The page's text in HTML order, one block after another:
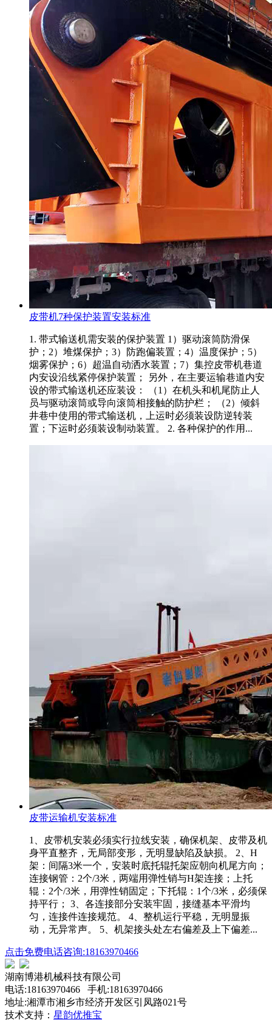
皮带机7种保护装置安装标准
1. 带式输送机需安装的保护装置 1）驱动滚筒防滑保
护；2）堆煤保护；3）防跑偏装置；4）温度保护；5）
烟雾保护；6）超温自动洒水装置；7）集控皮带机巷道
内安设沿线紧停保护装置； 另外，在主要运输巷道内安
设的带式输送机还应装设： （1）在机头和机尾防止人
员与驱动滚筒或导向滚筒相接触的防护栏； （2）倾斜
井巷中使用的带式输送机，上运时必须装设防逆转装
置；下运时必须装设制动装置。 2. 各种保护的作用...
皮带运输机安装标准
1、皮带机安装必须实行拉线安装，确保机架、皮带及机
身平直整齐，无局部变形，无明显缺陷及缺损。 2、H
架：间隔3米一个，安装时底托辊托架应朝向机尾方向；
连接钢管：2个/3米，两端用弹性销与H架连接；上托
辊：2个/3米，用弹性销固定；下托辊：1个/3米，必须保
持平行； 3、各连接部分安装牢固，接缝基本平滑均
匀，连接件连接规范。 4、整机运行平稳，无明显振
动，无异常声。 5、机架接头处左右偏差及上下偏差...
点击免费电话咨询:18163970466
湖南博港机械科技有限公司
电话:18163970466 手机:18163970466
地址:湘潭市湘乡市经济开发区引凤路021号
技术支持： 星韵优推宝